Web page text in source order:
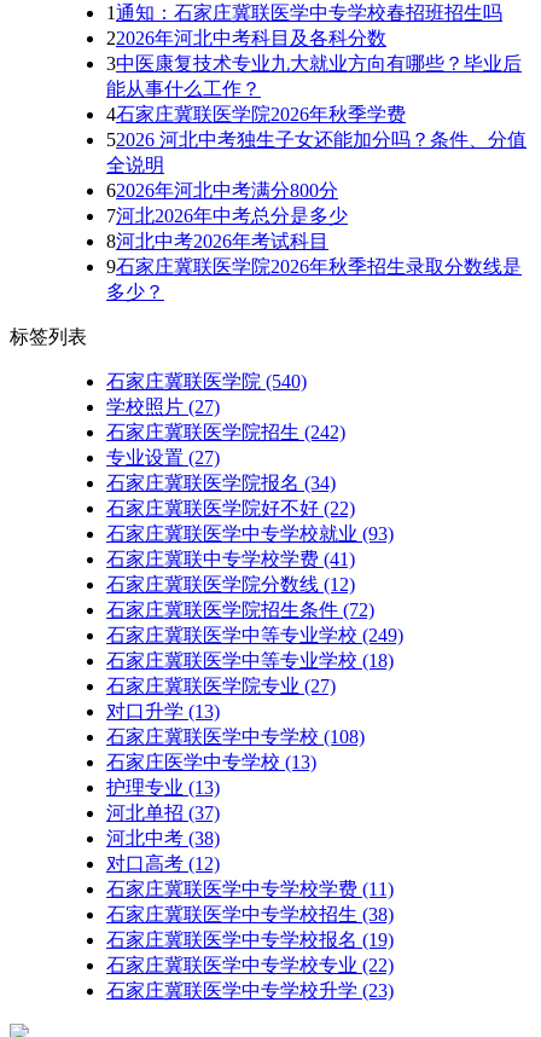
1通知：石家庄冀联医学中专学校春招班招生吗
22026年河北中考科目及各科分数
3中医康复技术专业九大就业方向有哪些？毕业后
能从事什么工作？
4石家庄冀联医学院2026年秋季学费
52026 河北中考独生子女还能加分吗？条件、分值
全说明
62026年河北中考满分800分
7河北2026年中考总分是多少
8河北中考2026年考试科目
9石家庄冀联医学院2026年秋季招生录取分数线是
多少？
标签列表
石家庄冀联医学院 (540)
学校照片 (27)
石家庄冀联医学院招生 (242)
专业设置 (27)
石家庄冀联医学院报名 (34)
石家庄冀联医学院好不好 (22)
石家庄冀联医学中专学校就业 (93)
石家庄冀联中专学校学费 (41)
石家庄冀联医学院分数线 (12)
石家庄冀联医学院招生条件 (72)
石家庄冀联医学中等专业学校 (249)
石家庄冀联医学中等专业学校​ (18)
石家庄冀联医学院专业 (27)
对口升学 (13)
石家庄冀联医学中专学校 (108)
石家庄医学中专学校 (13)
护理专业 (13)
河北单招 (37)
河北中考 (38)
对口高考 (12)
石家庄冀联医学中专学校学费 (11)
石家庄冀联医学中专学校招生 (38)
石家庄冀联医学中专学校报名 (19)
石家庄冀联医学中专学校专业 (22)
石家庄冀联医学中专学校升学 (23)